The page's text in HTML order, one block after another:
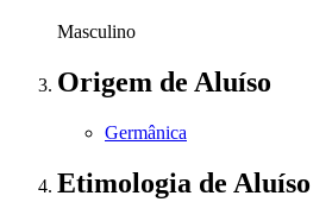
Masculino
Origem de Aluíso
Germânica
Etimologia de Aluíso